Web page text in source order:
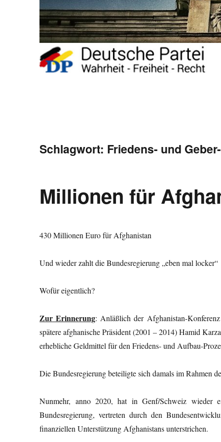
Schlagwort: Friedens- und
Millionen für
430 Millionen Euro für Afghanistan
Und wieder zahlt die Bundesregierung „eben mal
Wofür eigentlich?
Zur Erinnerung: Anläßlich der Afghanistan-
spätere afghanische Präsident (2001 – 2014) Hamid
erhebliche Geldmittel für den Friedens- und Aufbau-
Die Bundesregierung beteiligte sich damals im Rahmen
Nunmehr, anno 2020, hat in Genf/Schweiz wieder
Bundesregierung, vertreten durch den
finanziellen Unterstützung Afghanistans unterstrichen.